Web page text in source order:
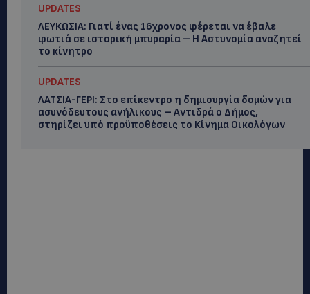
UPDATES
ΛΕΥΚΩΣΙΑ: Γιατί ένας 16χρονος φέρεται να έβαλε
φωτιά σε ιστορική μπυραρία – Η Αστυνομία αναζητεί
το κίνητρο
UPDATES
ΛΑΤΣΙΑ-ΓΕΡΙ: Στο επίκεντρο η δημιουργία δομών για
ασυνόδευτους ανήλικους – Αντιδρά ο Δήμος,
στηρίζει υπό προϋποθέσεις το Κίνημα Οικολόγων